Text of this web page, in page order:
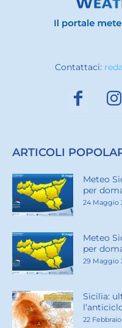
Contattaci:
ARTICOLI
Meteo
per
24 Maggio
Meteo
per
29 Maggio
Sicilia:
22